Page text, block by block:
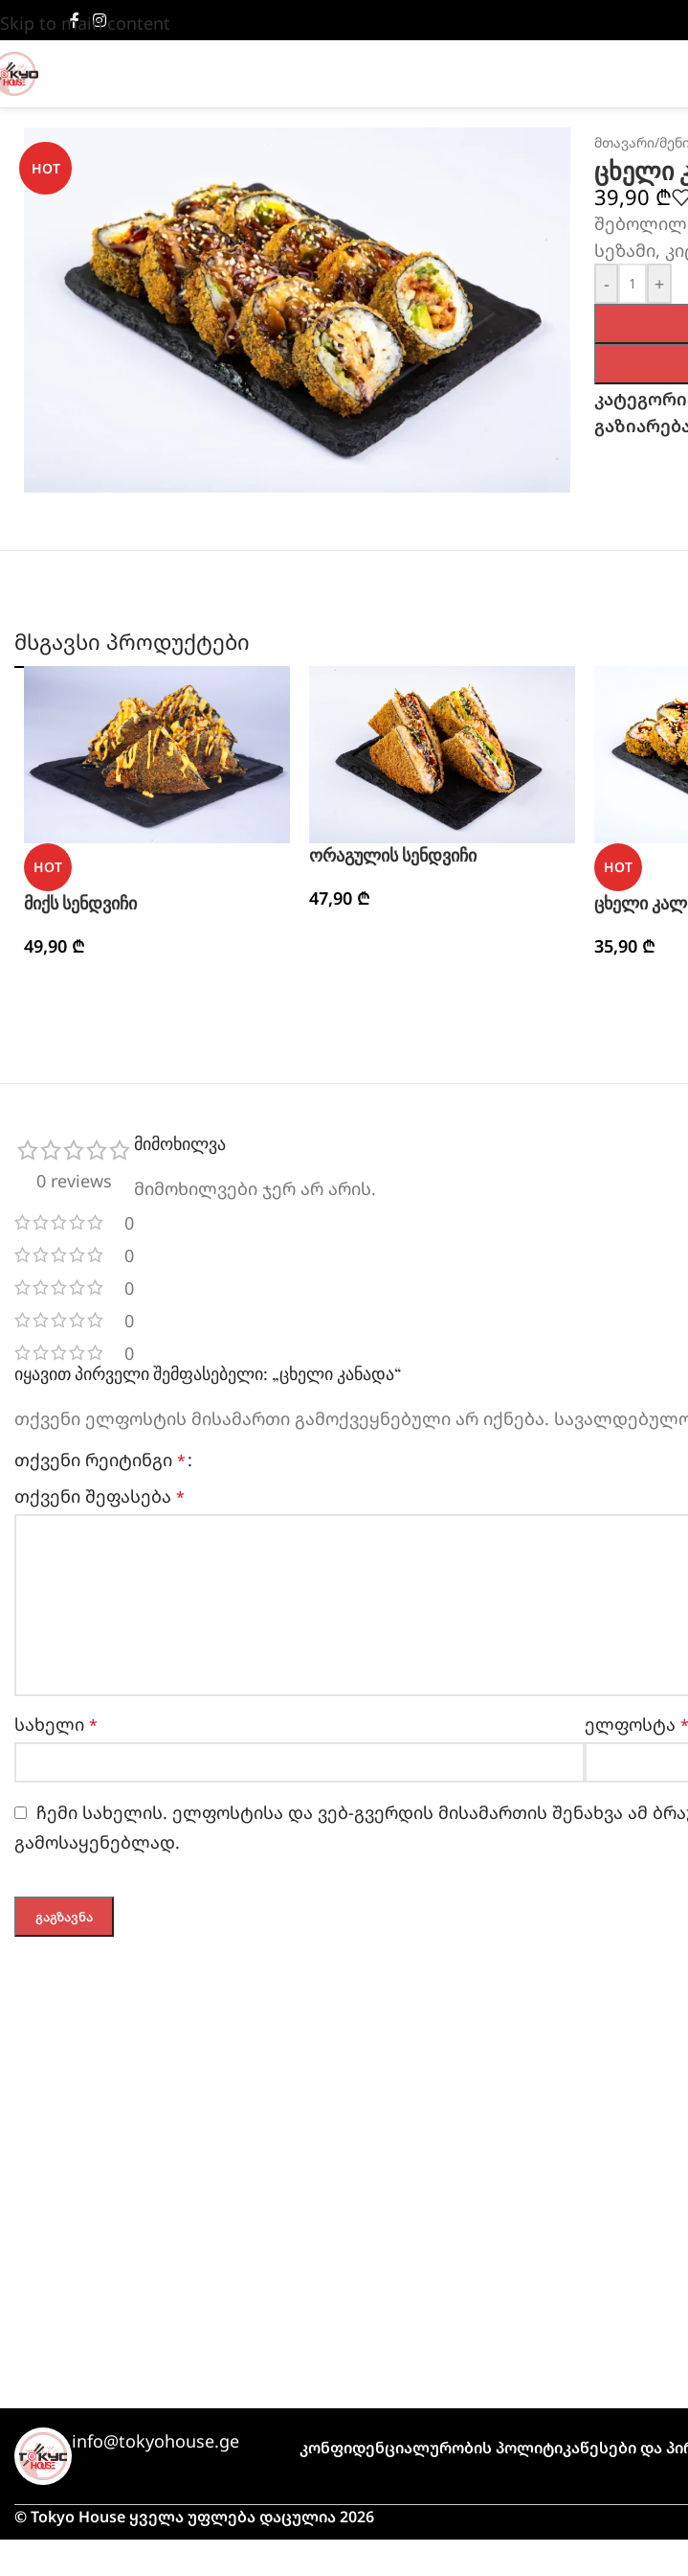
Skip to main content
HOT
მთავარი/
ცხელი
39,90 ₾
სეზამი,
-
+
მსგავსი პროდუქტები
HOT
მიქს სენდვიჩი
49,90 ₾
ორაგულის სენდვიჩი
47,90 ₾
HOT
ცხელი
35,90 ₾
0 reviews
0
0
0
0
0
მიმოხილვა
მიმოხილვები ჯერ არ არის.
იყავით პირველი შემფასებელი: „ცხელი კანადა“
თქვენი ელფოსტის მისამართი გამოქვეყნებული არ იქნება. სავალდებულო
თქვენი რეიტინგი *
თქვენი შეფასება *
სახელი * ელფოსტა *
ჩემი სახელის. ელფოსტისა და ვებ-გვერდის მისამართის შენახვა ამ
გამოსაყენებლად.
info@tokyohouse.ge Კონფიდენციალურობის ᲞოლიტიკაᲬესები Და
© Tokyo House ყველა უფლება დაცულია 2026